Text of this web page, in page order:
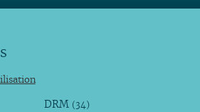
DRM (34)